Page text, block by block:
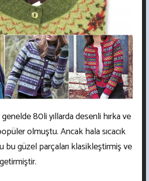
80li yıllarda desenli hırka ve
olmuştu. Ancak hala sıcacık
bu güzel parçaları klasikleştirmiş ve